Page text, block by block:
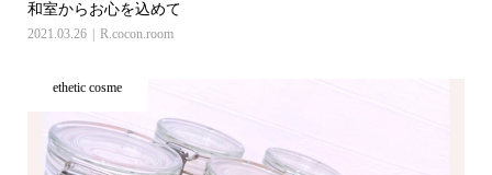
和室からお心を込めて
2021.03.26 R.cocon.room
ethetic cosme